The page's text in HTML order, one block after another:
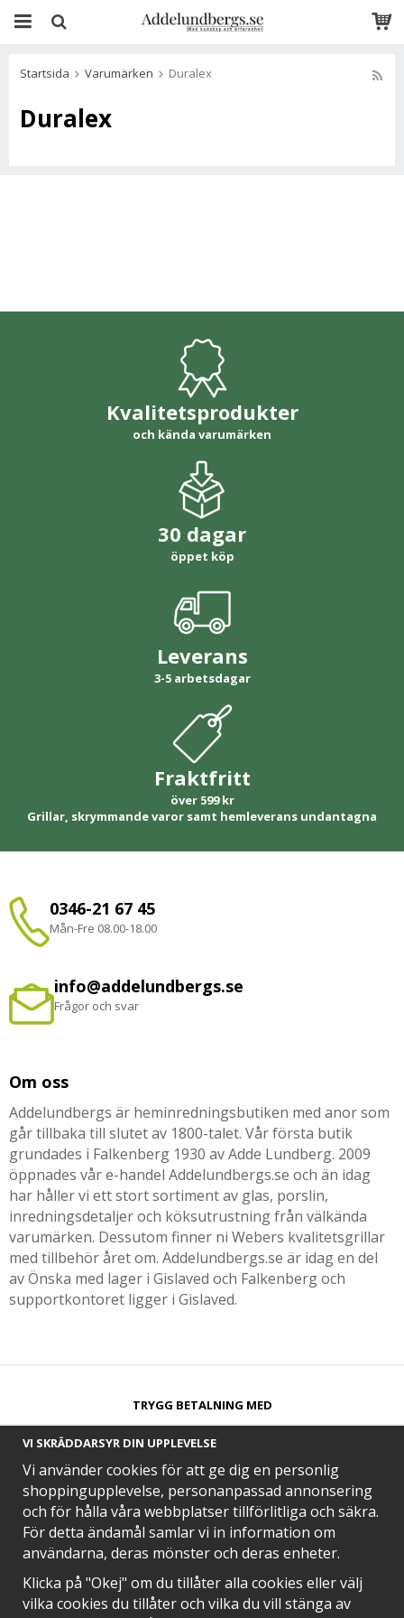
Startsida Varumärken Duralex
Duralex
Kvalitetsprodukter
och kända varumärken
30 dagar
öppet köp
Leverans
3-5 arbetsdagar
Fraktfritt
över 599 kr
Grillar, skrymmande varor samt hemleverans undantagna
0346-21 67 45
Mån-Fre 08.00-18.00
info@addelundbergs.se
Frågor och svar
Om oss
Addelundbergs är heminredningsbutiken med anor som
går tillbaka till slutet av 1800-talet. Vår första butik
grundades i Falkenberg 1930 av Adde Lundberg. 2009
öppnades vår e-handel Addelundbergs.se och än idag
har håller vi ett stort sortiment av glas, porslin,
inredningsdetaljer och köksutrustning från välkända
varumärken. Dessutom finner ni Webers kvalitetsgrillar
med tillbehör året om. Addelundbergs.se är idag en del
av Önska med lager i Gislaved och Falkenberg och
supportkontoret ligger i Gislaved.
TRYGG BETALNING MED​
SNABB LEVERANS MED
VI SKRÄDDARSYR DIN UPPLEVELSE
Vi använder cookies för att ge dig en personlig
shoppingupplevelse, personanpassad annonsering
och för hålla våra webbplatser tillförlitliga och säkra.
För detta ändamål samlar vi in information om
användarna, deras mönster och deras enheter.
Klicka på "Okej" om du tillåter alla cookies eller välj
vilka cookies du tillåter och vilka du vill stänga av